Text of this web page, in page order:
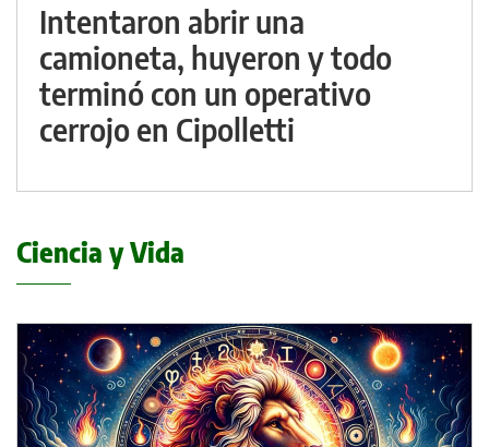
Intentaron abrir una
camioneta, huyeron y todo
terminó con un operativo
cerrojo en Cipolletti
Ciencia y Vida